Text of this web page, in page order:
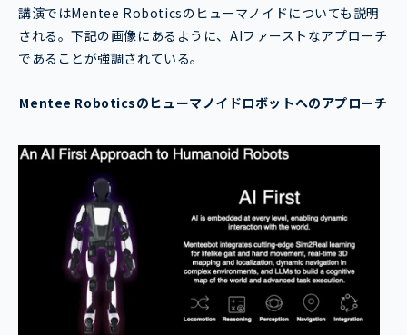
講演ではMentee Roboticsのヒューマノイドについても説明
される。下記の画像にあるように、AIファーストなアプローチ
であることが強調されている。
Mentee Roboticsのヒューマノイドロボットへのアプローチ